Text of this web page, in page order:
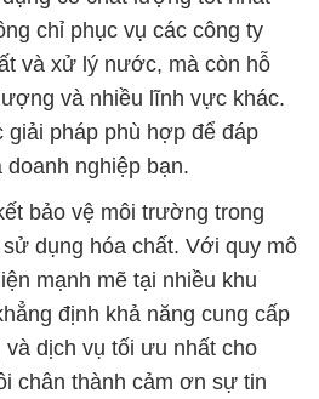
chỉ phục vụ các công ty
và xử lý nước, mà còn hỗ
và nhiều lĩnh vực khác.
giải pháp phù hợp để đáp
nghiệp bạn.
bảo vệ môi trường trong
dụng hóa chất. Với quy mô
mạnh mẽ tại nhiều khu
định khả năng cung cấp
dịch vụ tối ưu nhất cho
chân thành cảm ơn sự tin